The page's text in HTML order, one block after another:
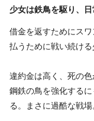
少女は鉄鳥を駆り、
借金を返すためにス
払うために戦い続ける
違約金は高く、死の色
鋼鉄の鳥を強化する
る。まさに過酷な戦